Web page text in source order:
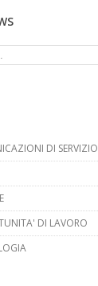
DI SERVIZIO
DI LAVORO